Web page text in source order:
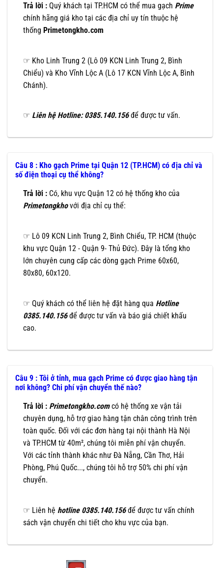
Trả lời : Quý khách tại TP.HCM có thể mua gạch Prime
chính hãng giá kho tại các địa chỉ uy tín thuộc hệ
thống Primetongkho.com
☞ Kho Linh Trung 2 (Lô 09 KCN Linh Trung 2, Bình
Chiểu) và Kho Vĩnh Lộc A (Lô 17 KCN Vĩnh Lộc A, Bình
Chánh).
☞ Liên hệ Hotline: 0385.140.156để được tư vấn.
Câu 8 : Kho gạch Prime tại Quận 12 (TP.HCM) có địa chỉ và
số điện thoại cụ thể không?
Trả lời : Có, khu vực Quận 12 có hệ thống kho của
Primetongkhovới địa chỉ cụ thể:
☞ Lô 09 KCN Linh Trung 2, Bình Chiểu, TP. HCM (thuộc
khu vực Quận 12 - Quận 9- Thủ Đức). Đây là tổng kho
lớn chuyên cung cấp các dòng gạch Prime 60x60,
80x80, 60x120.
☞ Quý khách có thể liên hệ đặt hàng qua Hotline
0385.140.156 để được tư vấn và báo giá chiết khấu
cao.
Câu 9 : Tôi ở tỉnh, mua gạch Prime có được giao hàng tận
nơi không? Chi phí vận chuyển thế nào?
Trả lời : Primetongkho.com có hệ thống xe vận tải
chuyên dụng, hỗ trợ giao hàng tận chân công trình trên
toàn quốc. Đối với các đơn hàng tại nội thành Hà Nội
và TP.HCM từ 40m², chúng tôi miễn phí vận chuyển.
Với các tỉnh thành khác như Đà Nẵng, Cần Thơ, Hải
Phòng, Phú Quốc..., chúng tôi hỗ trợ 50% chi phí vận
chuyển.
☞ Liên hệ hotline 0385.140.156 để được tư vấn chính
sách vận chuyển chi tiết cho khu vực của bạn.